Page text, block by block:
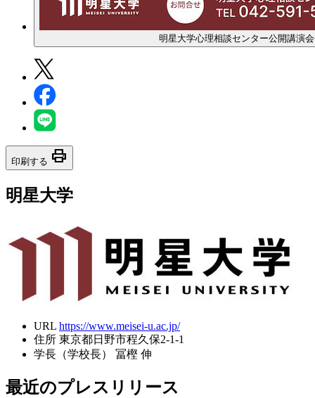
明星大学心理相談センター公開講演
印刷する print
明星大学
URL https://www.meisei-u.ac.jp/
住所 東京都日野市程久保2-1-1
学長（学校長）
冨樫 伸
最近のプレスリリース